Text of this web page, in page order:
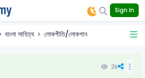
Sign In
বাংলা সাহিত্য লোকগীতি/লোকগান
2k